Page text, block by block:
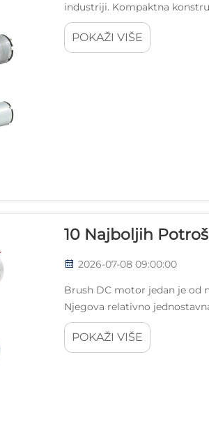
industriji. Kompaktna
električnim sustavima vozila
POKAŽI VIŠE
10 Najboljih
2026-07-08 09:00:00
Brush DC motor jedan je od
Njegova relativno
izborom za dizajnere
POKAŽI VIŠE